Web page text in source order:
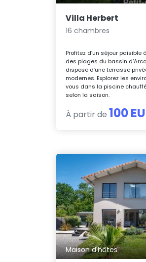
Villa Herbert
16 chambres
Profitez d’un séjour
des plages du bassin
dispose d’une terrasse
modernes. Explorez les
vous dans la piscine
selon la saison.
À partir de100
Maison d'hôtes